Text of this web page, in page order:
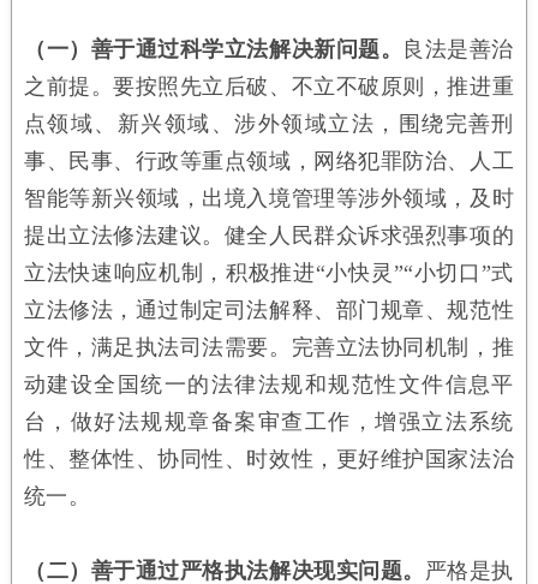
（一）善于通过科学立法解决新问题。
良法是善治
之前提。要按照先立后破、不立不破原则，推进重
点领域、新兴领域、涉外领域立法，围绕完善刑
事、民事、行政等重点领域，网络犯罪防治、人工
智能等新兴领域，出境入境管理等涉外领域，及时
提出立法修法建议。健全人民群众诉求强烈事项的
立法快速响应机制，积极推进“小快灵”“小切口”式
立法修法，通过制定司法解释、部门规章、规范性
文件，满足执法司法需要。完善立法协同机制，推
动建设全国统一的法律法规和规范性文件信息平
台，做好法规规章备案审查工作，增强立法系统
性、整体性、协同性、时效性，更好维护国家法治
统一。
（二）善于通过严格执法解决现实问题。 严格是执